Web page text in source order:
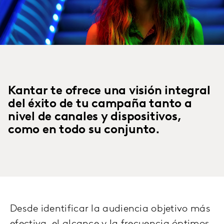
Kantar te ofrece una visión integral
del éxito de tu campaña tanto a
nivel de canales y dispositivos,
como en todo su conjunto.
Desde identificar la audiencia objetivo más